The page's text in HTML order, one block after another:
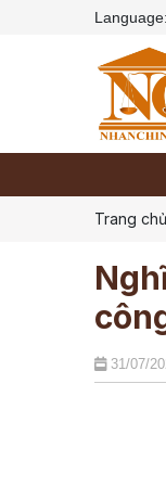
Language:
Trang chủ
31/07/